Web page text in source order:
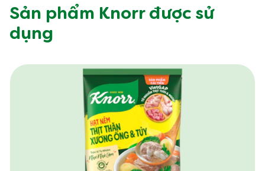
Sản phẩm Knorr được sử
dụng